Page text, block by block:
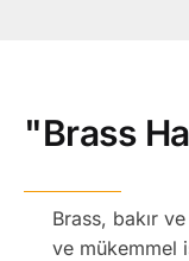
"Brass
Brass, bakır
ve mükemmel